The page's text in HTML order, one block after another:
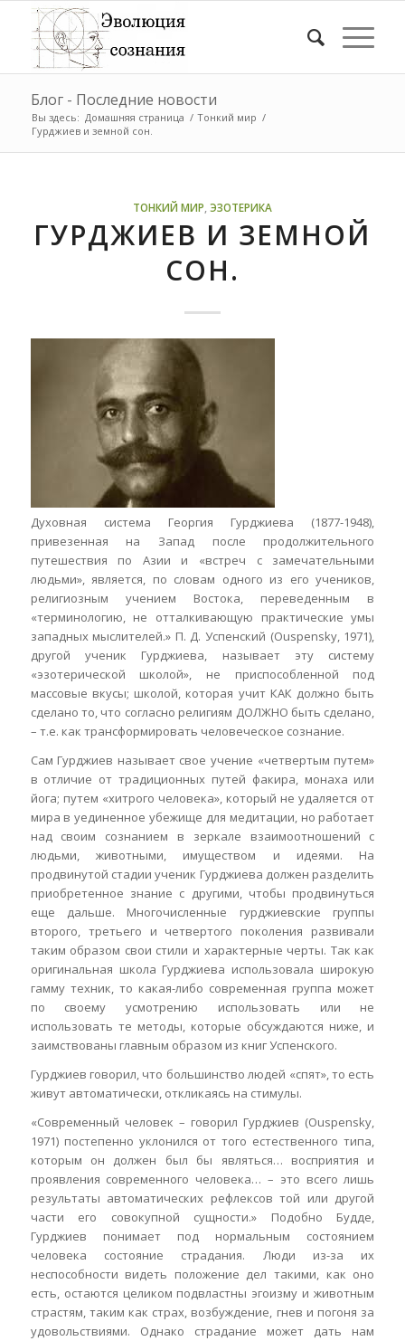
Блог - Последние новости
Вы здесь: Домашняя страница / Тонкий мир /
Гурджиев и земной сон.
ТОНКИЙ МИР ЭЗОТЕРИКА
ГУРДЖИЕВ И ЗЕМНОЙ
СОН.
Духовная система Георгия Гурджиева (1877-1948),
привезенная на Запад после продолжительного
путешествия по Азии и «встреч с замечательными
людьми», является, по словам одного из его учеников,
религиозным учением Востока, переведенным в
«терминологию, не отталкивающую практические умы
западных мыслителей.» П. Д. Успенский (Ouspensky, 1971),
другой ученик Гурджиева, называет эту систему
«эзотерической школой», не приспособленной под
массовые вкусы; школой, которая учит КАК должно быть
сделано то, что согласно религиям ДОЛЖНО быть сделано,
– т.е. как трансформировать человеческое сознание.
Сам Гурджиев называет свое учение «четвертым путем»
в отличие от традиционных путей факира, монаха или
йога; путем «хитрого человека», который не удаляется от
мира в уединенное убежище для медитации, но работает
над своим сознанием в зеркале взаимоотношений с
людьми, животными, имуществом и идеями. На
продвинутой стадии ученик Гурджиева должен разделить
приобретенное знание с другими, чтобы продвинуться
еще дальше. Многочисленные гурджиевские группы
второго, третьего и четвертого поколения развивали
таким образом свои стили и характерные черты. Так как
оригинальная школа Гурджиева использовала широкую
гамму техник, то какая-либо современная группа может
по своему усмотрению использовать или не
использовать те методы, которые обсуждаются ниже, и
заимствованы главным образом из книг Успенского.
Гурджиев говорил, что большинство людей «спят», то есть
живут автоматически, откликаясь на стимулы.
«Современный человек – говорил Гурджиев (Ouspensky,
1971) постепенно уклонился от того естественного типа,
которым он должен был бы являться… восприятия и
проявления современного человека… – это всего лишь
результаты автоматических рефлексов той или другой
части его совокупной сущности.» Подобно Будде,
Гурджиев понимает под нормальным состоянием
человека состояние страдания. Люди из-за их
неспособности видеть положение дел такими, как оно
есть, остаются целиком подвластны эгоизму и животным
страстям, таким как страх, возбуждение, гнев и погоня за
удовольствиями. Однако страдание может дать нам